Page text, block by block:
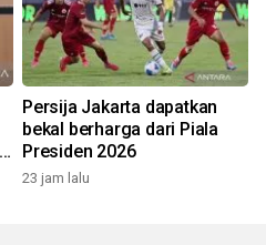
Persija Jakarta dapatkan
bekal berharga dari Piala
Presiden 2026
23 jam lalu